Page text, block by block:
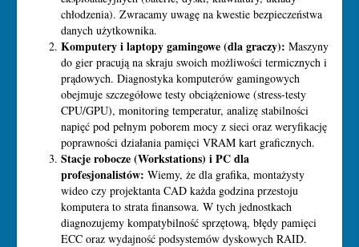
chłodzenia). Zwracamy uwagę na kwestie bezpieczeństwa
danych użytkownika.
Komputery i laptopy gamingowe (dla graczy): Maszyny
do gier pracują na skraju swoich możliwości termicznych i
prądowych. Diagnostyka komputerów gamingowych
obejmuje szczegółowe testy obciążeniowe (stress-testy
CPU/GPU), monitoring temperatur, analizę stabilności
napięć pod pełnym poborem mocy z sieci oraz weryfikację
poprawności działania pamięci VRAM kart graficznych.
Stacje robocze (Workstations) i PC dla
profesjonalistów: Wiemy, że dla grafika, montażysty
wideo czy projektanta CAD każda godzina przestoju
komputera to strata finansowa. W tych jednostkach
diagnozujemy kompatybilność sprzętową, błędy pamięci
ECC oraz wydajność podsystemów dyskowych RAID.